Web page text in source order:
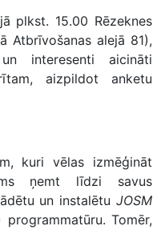
15.00 Rēzeknes
Atbrīvošanas alejā 81),
interesenti aicināti
aizpildot anketu
kuri vēlas izmēģināt
ņemt līdzi savus
un instalētu JOSM
programmatūru. Tomēr,